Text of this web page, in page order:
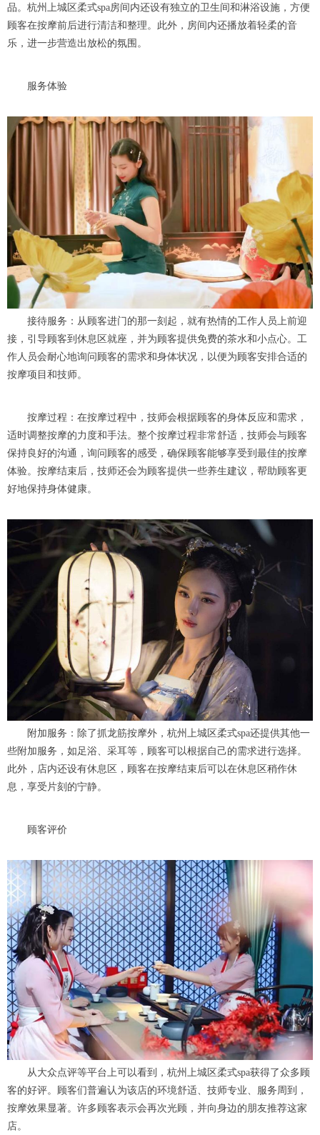
品。杭州上城区柔式spa房间内还设有独立的卫生间和淋浴设施，方便
顾客在按摩前后进行清洁和整理。此外，房间内还播放着轻柔的音
乐，进一步营造出放松的氛围。
服务体验
接待服务：从顾客进门的那一刻起，就有热情的工作人员上前迎
接，引导顾客到休息区就座，并为顾客提供免费的茶水和小点心。工
作人员会耐心地询问顾客的需求和身体状况，以便为顾客安排合适的
按摩项目和技师。
按摩过程：在按摩过程中，技师会根据顾客的身体反应和需求，
适时调整按摩的力度和手法。整个按摩过程非常舒适，技师会与顾客
保持良好的沟通，询问顾客的感受，确保顾客能够享受到最佳的按摩
体验。按摩结束后，技师还会为顾客提供一些养生建议，帮助顾客更
好地保持身体健康。
附加服务：除了抓龙筋按摩外，杭州上城区柔式spa还提供其他一
些附加服务，如足浴、采耳等，顾客可以根据自己的需求进行选择。
此外，店内还设有休息区，顾客在按摩结束后可以在休息区稍作休
息，享受片刻的宁静。
顾客评价
从大众点评等平台上可以看到，杭州上城区柔式spa获得了众多顾
客的好评。顾客们普遍认为该店的环境舒适、技师专业、服务周到，
按摩效果显著。许多顾客表示会再次光顾，并向身边的朋友推荐这家
店。